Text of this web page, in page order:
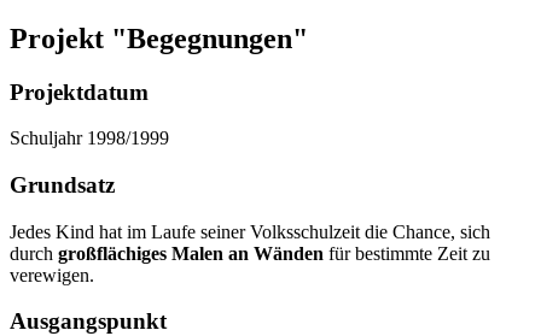
Projekt "Begegnungen"
Projektdatum
Schuljahr 1998/1999
Grundsatz
Jedes Kind hat im Laufe seiner Volksschulzeit die Chance, sich
durch großflächiges Malen an Wänden für bestimmte Zeit zu
verewigen.
Ausgangspunkt